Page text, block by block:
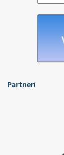
Partneri